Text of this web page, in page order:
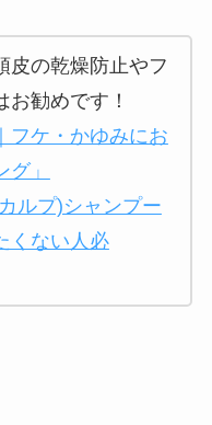
の乾燥防止やフ
勧めです！
フケ・かゆみにお
」
ルプ)シャンプー
くない人必